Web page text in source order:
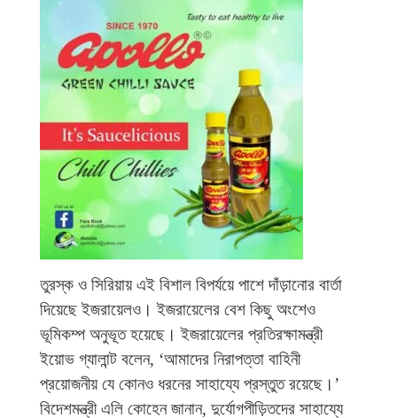
তুরস্ক ও সিরিয়ায় এই বিশাল বিপর্যয়ে পাশে দাঁড়ানোর বার্তা
দিয়েছে ইজরায়েলও। ইজরায়েলের বেশ কিছু অংশেও
ভূমিকম্প অনুভূত হয়েছে। ইজরায়েলের প্রতিরক্ষামন্ত্রী
ইয়োভ গ্যালান্ট বলেন, ‘আমাদের নিরাপত্তা বাহিনী
প্রয়োজনীয় যে কোনও ধরনের সাহায্যে প্রস্তুত রয়েছে।’
বিদেশমন্ত্রী এলি কোহেন জানান, দুর্যোগপীড়িতদের সাহায্যে